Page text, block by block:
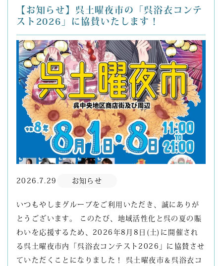
【お知らせ】呉土曜夜市の「呉浴衣コンテ
スト2026」に協賛いたします！
2026.7.29 お知らせ
いつもやしまグループをご利用いただき、誠にありが
とうございます。 このたび、地域活性化と呉の夏の賑
わいを応援するため、2026年8月8日(土)に開催され
る呉土曜夜市内「呉浴衣コンテスト2026」に協賛させ
ていただくことになりました！ 呉土曜夜市＆呉浴衣コ